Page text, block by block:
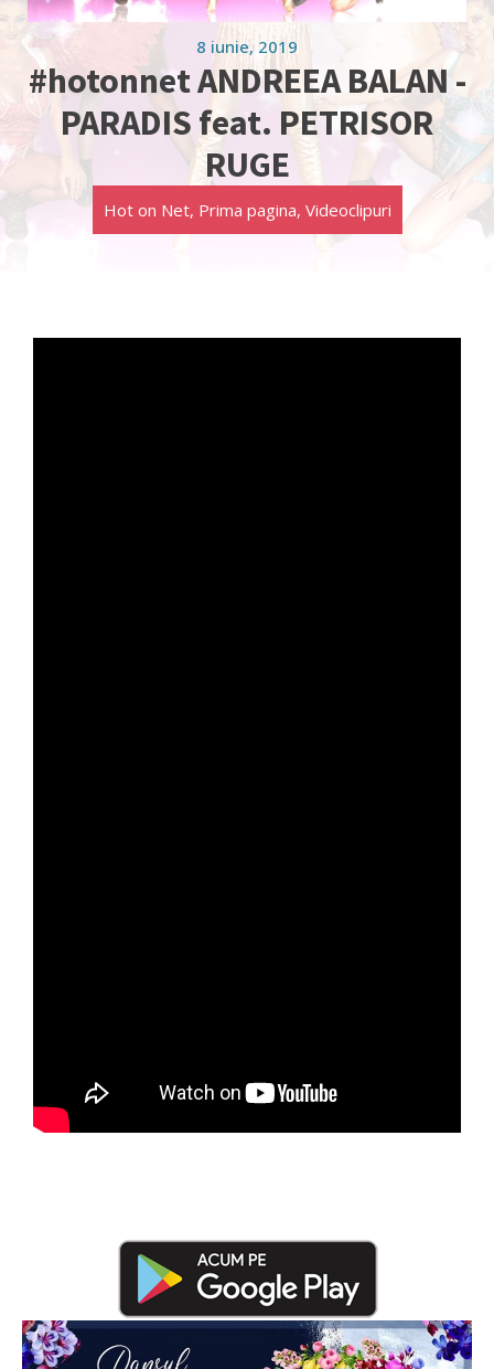
8 iunie, 2019
#hotonnet ANDREEA BALAN -
PARADIS feat. PETRISOR
RUGE
Hot on Net, Prima pagina, Videoclipuri